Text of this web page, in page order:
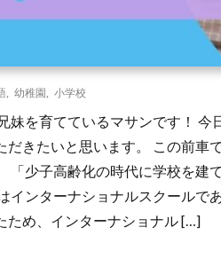
幼稚園 小学校
妹を育てているマサンです！
だきたいと思います。 この前車
「少子高齢化の時代に学校を建
インターナショナルスクールで
ため、インターナショナル […]